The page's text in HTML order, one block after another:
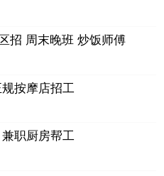
招 周末晚班 炒饭师傅
按摩店招工
职厨房帮工